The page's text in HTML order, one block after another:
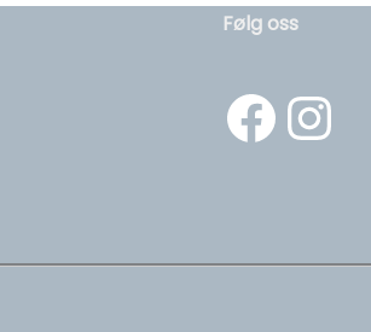
Følg oss
Facebook https://www.instagram.com/hibygg_as/